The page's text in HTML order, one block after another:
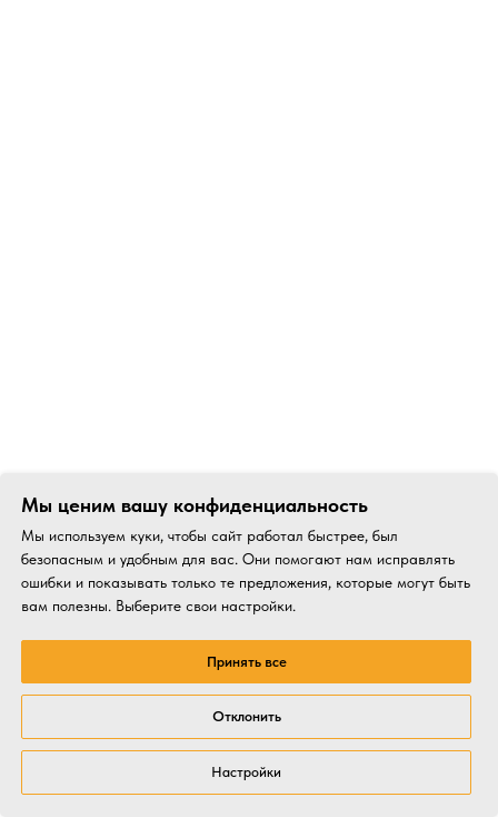
Мы ценим вашу конфиденциальность
Мы используем куки, чтобы сайт работал быстрее, был
безопасным и удобным для вас. Они помогают нам исправлять
ошибки и показывать только те предложения, которые могут быть
вам полезны. Выберите свои настройки.
Принять все
Отклонить
Настройки